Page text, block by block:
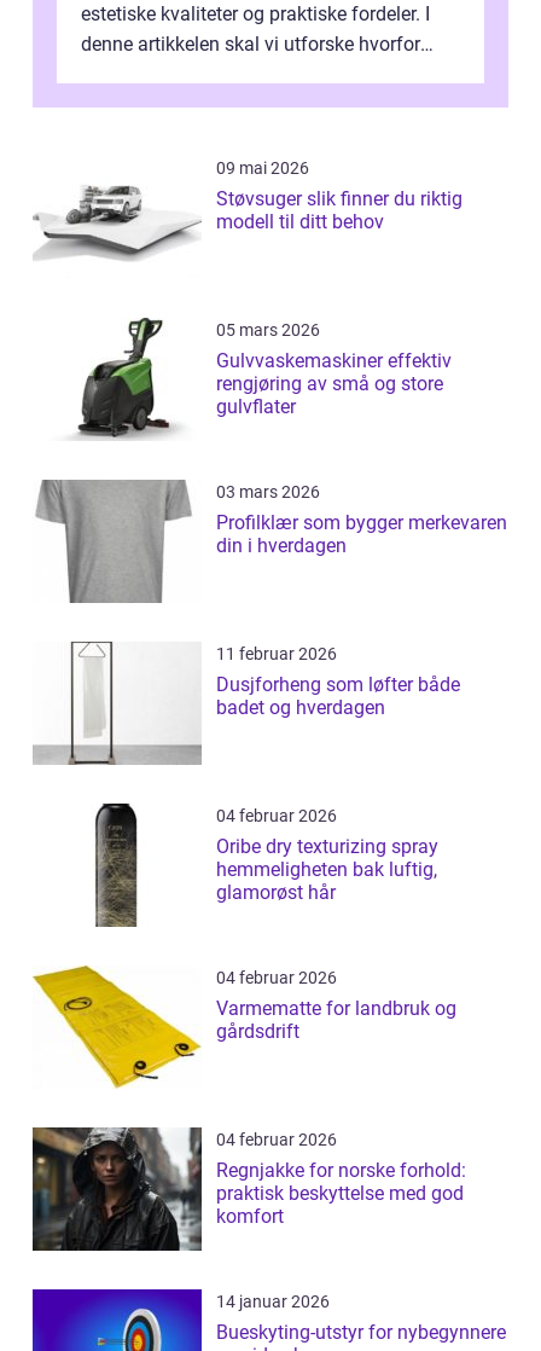
estetiske kvaliteter og praktiske fordeler. I
denne artikkelen skal vi utforske hvorfor
09 mai 2026
Støvsuger slik finner du riktig
modell til ditt behov
05 mars 2026
Gulvvaskemaskiner effektiv
rengjøring av små og store
gulvflater
03 mars 2026
Profilklær som bygger merkevaren
din i hverdagen
11 februar 2026
Dusjforheng som løfter både
badet og hverdagen
04 februar 2026
Oribe dry texturizing spray
hemmeligheten bak luftig,
glamorøst hår
04 februar 2026
Varmematte for landbruk og
gårdsdrift
04 februar 2026
Regnjakke for norske forhold:
praktisk beskyttelse med god
komfort
14 januar 2026
Bueskyting-utstyr for nybegynnere